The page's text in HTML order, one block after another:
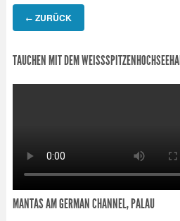
← ZURÜCK
TAUCHEN MIT DEM WEISSSPITZENHOCHSEEHAI
MANTAS AM GERMAN CHANNEL, PALAU